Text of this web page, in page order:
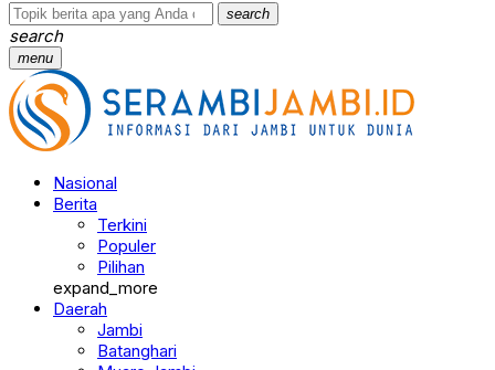
search
search
menu
Nasional
Berita
Terkini
Populer
Pilihan
expand_more
Daerah
Jambi
Batanghari